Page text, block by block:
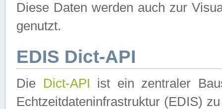
Diese Daten werden auch zur
genutzt.
EDIS Dict-API
Die Dict-API ist ein zentraler
Echtzeitdateninfrastruktur (EDIS)